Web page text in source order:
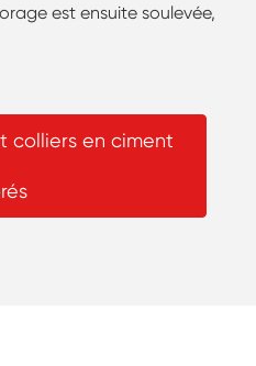
est ensuite soulevée,
colliers en ciment